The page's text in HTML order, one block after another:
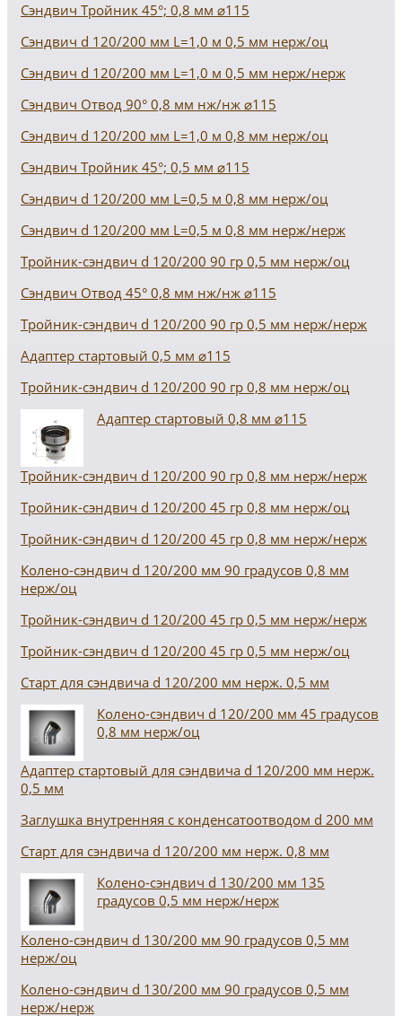
Сэндвич Тройник 45°; 0,8 мм ⌀115
Сэндвич d 120/200 мм L=1,0 м 0,5 мм нерж/оц
Сэндвич d 120/200 мм L=1,0 м 0,5 мм нерж/нерж
Сэндвич Отвод 90° 0,8 мм нж/нж ⌀115
Сэндвич d 120/200 мм L=1,0 м 0,8 мм нерж/оц
Сэндвич Тройник 45°; 0,5 мм ⌀115
Сэндвич d 120/200 мм L=0,5 м 0,8 мм нерж/оц
Сэндвич d 120/200 мм L=0,5 м 0,8 мм нерж/нерж
Тройник-сэндвич d 120/200 90 гр 0,5 мм нерж/оц
Сэндвич Отвод 45° 0,8 мм нж/нж ⌀115
Тройник-сэндвич d 120/200 90 гр 0,5 мм нерж/нерж
Адаптер стартовый 0,5 мм ⌀115
Тройник-сэндвич d 120/200 90 гр 0,8 мм нерж/оц
Адаптер стартовый 0,8 мм ⌀115
Тройник-сэндвич d 120/200 90 гр 0,8 мм нерж/нерж
Тройник-сэндвич d 120/200 45 гр 0,8 мм нерж/оц
Тройник-сэндвич d 120/200 45 гр 0,8 мм нерж/нерж
Колено-сэндвич d 120/200 мм 90 градусов 0,8 мм
нерж/оц
Тройник-сэндвич d 120/200 45 гр 0,5 мм нерж/нерж
Тройник-сэндвич d 120/200 45 гр 0,5 мм нерж/оц
Старт для сэндвича d 120/200 мм нерж. 0,5 мм
Колено-сэндвич d 120/200 мм 45 градусов
0,8 мм нерж/оц
Адаптер стартовый для сэндвича d 120/200 мм нерж.
0,5 мм
Заглушка внутренняя с конденсатоотводом d 200 мм
Старт для сэндвича d 120/200 мм нерж. 0,8 мм
Колено-сэндвич d 130/200 мм 135
градусов 0,5 мм нерж/нерж
Колено-сэндвич d 130/200 мм 90 градусов 0,5 мм
нерж/оц
Колено-сэндвич d 130/200 мм 90 градусов 0,5 мм
нерж/нерж